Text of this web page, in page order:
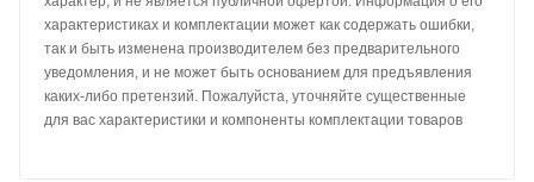
характеристиках и комплектации может как содержать ошибки,
так и быть изменена производителем без предварительного
уведомления, и не может быть основанием для предъявления
каких-либо претензий. Пожалуйста, уточняйте существенные
для вас характеристики и компоненты комплектации товаров